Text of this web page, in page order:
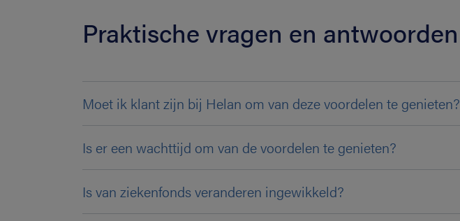
Praktische vragen en antwoorden
Moet ik klant zijn bij Helan om van deze voordelen te genieten?
Is er een wachttijd om van de voordelen te genieten?
Is van ziekenfonds veranderen ingewikkeld?